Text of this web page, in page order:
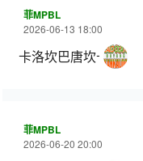
菲MPBL
2026-06-13 18:00
卡洛坎巴唐坎卡洛
菲MPBL
2026-06-20 20:00